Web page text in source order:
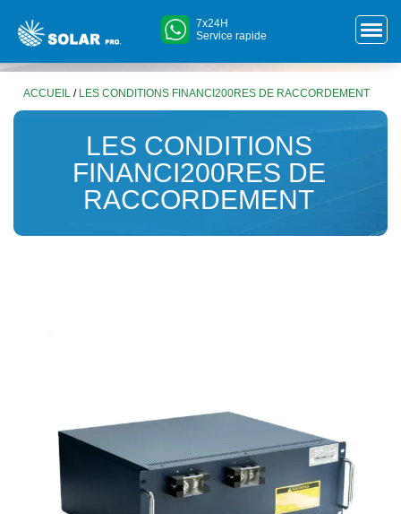
7x24H
Service rapide
ACCUEIL / LES CONDITIONS FINANCI200RES DE RACCORDEMENT
LES CONDITIONS
FINANCI200RES DE
RACCORDEMENT